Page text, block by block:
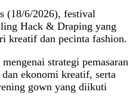
(18/6/2026), festival
Hack & Draping yang
kreatif dan pecinta fashion.
strategi pemasaran
ekonomi kreatif, serta
gown yang diikuti